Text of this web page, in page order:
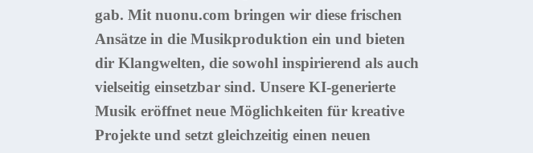
gab. Mit nuonu.com bringen wir diese frischen
Ansätze in die Musikproduktion ein und bieten
dir Klangwelten, die sowohl inspirierend als auch
vielseitig einsetzbar sind. Unsere KI-generierte
Musik eröffnet neue Möglichkeiten für kreative
Projekte und setzt gleichzeitig einen neuen